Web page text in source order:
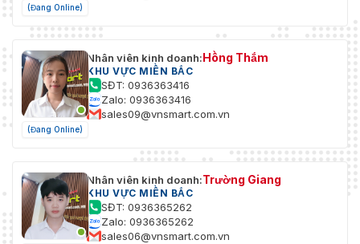
(Đang Online)
(Đang Online)
Nhân viên kinh doanh:Hồng Thắm
KHU VỰC MIỀN BẮC
SĐT: 0936363416
Zalo: 0936363416
sales09@vnsmart.com.vn
Nhân viên kinh doanh:Trường Giang
KHU VỰC MIỀN BẮC
SĐT: 0936365262
Zalo: 0936365262
sales06@vnsmart.com.vn